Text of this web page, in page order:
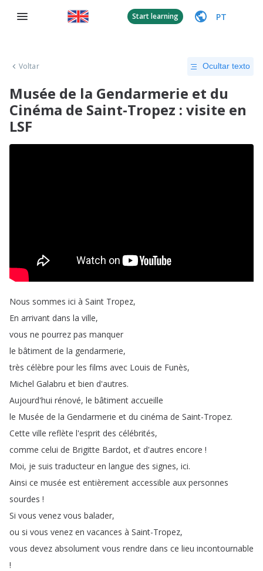
Start learning PT
Voltar Ocultar texto
Musée de la Gendarmerie et du
Cinéma de Saint-Tropez : visite en
LSF
Nous sommes ici à Saint Tropez,
En arrivant dans la ville,
vous ne pourrez pas manquer
le bâtiment de la gendarmerie,
très célèbre pour les films avec Louis de Funès,
Michel Galabru et bien d'autres.
Aujourd'hui rénové, le bâtiment accueille
le Musée de la Gendarmerie et du cinéma de Saint-Tropez.
Cette ville reflète l'esprit des célébrités,
comme celui de Brigitte Bardot, et d'autres encore !
Moi, je suis traducteur en langue des signes, ici.
Ainsi ce musée est entièrement accessible aux personnes
sourdes !
Si vous venez vous balader,
ou si vous venez en vacances à Saint-Tropez,
vous devez absolument vous rendre dans ce lieu incontournable
!